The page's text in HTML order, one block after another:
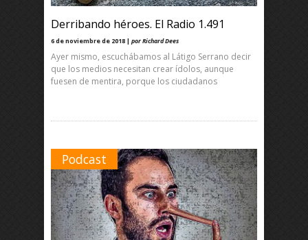
Derribando héroes. El Radio 1.491
6 de noviembre de 2018 | por Richard Dees
Ayer mismo, escuchábamos al Látigo Serrano decir
que los medios necesitan crear ídolos, aunque
fuesen de mentira, porque los ciudadanos
Podcast